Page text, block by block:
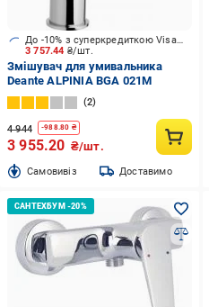
3 757.44 ₴/шт.
До -10% з суперкредиткою Visa Вигода
Змішувач для умивальника
Deante ALPINIA BGA 021M
2
4 944 -988.80 ₴
3 955.20 ₴/шт.
Cамовивіз Доставимо